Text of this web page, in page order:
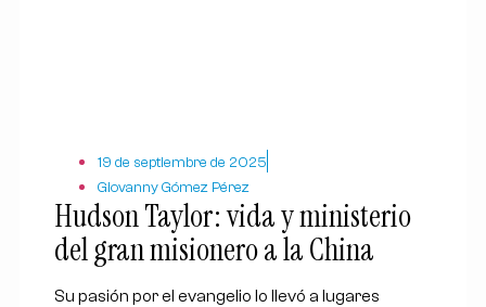
19 de septiembre de 2025
Giovanny Gómez Pérez
Hudson Taylor: vida y ministerio
del gran misionero a la China
Su pasión por el evangelio lo llevó a lugares